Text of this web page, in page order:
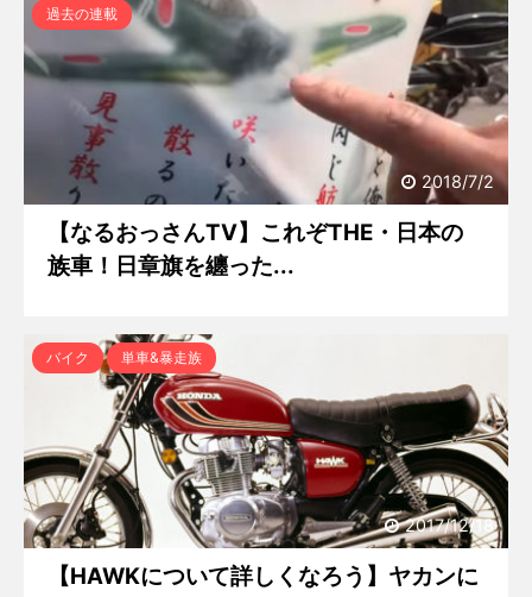
2018/7/2
過去の連載
【なるおっさんTV】これぞTHE・日本の
族車！日章旗を纏った...
2017/12/18
バイク 単車&暴走族
【HAWKについて詳しくなろう】ヤカンに